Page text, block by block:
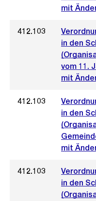
mit
412.103
in den
vom 11.
mit
412.103
in den
mit
412.103
in den